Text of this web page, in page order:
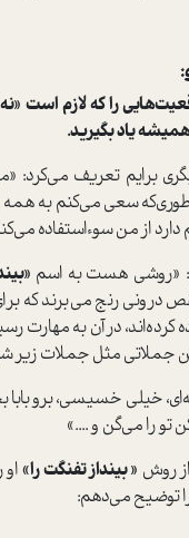
را که لازم است
همیشه یاد بگیرید.
برایم تعریف می‌کرد:
سعی می‌کنم به
از من سوءاستفاده
«روشی هست به اسم
رنج می‌برند که
کرده‌اند، در آن به
جملاتی مثل جملات
خیلی خسیسی، برو بابا
تو را می‌گن و ....»
از روش « بینداز تفنگت را»
توضیح می‌دهم: